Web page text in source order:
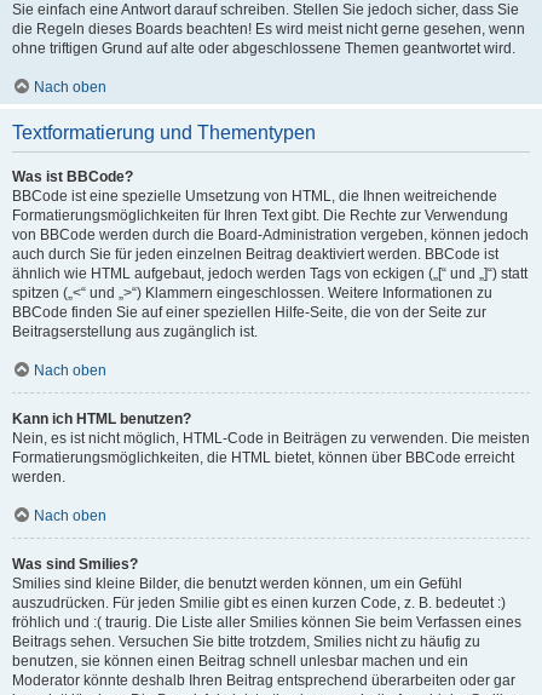
Sie einfach eine Antwort darauf schreiben. Stellen Sie jedoch sicher, dass Sie
die Regeln dieses Boards beachten! Es wird meist nicht gerne gesehen, wenn
ohne triftigen Grund auf alte oder abgeschlossene Themen geantwortet wird.
Nach oben
Textformatierung und Thementypen
Was ist BBCode?
BBCode ist eine spezielle Umsetzung von HTML, die Ihnen weitreichende
Formatierungsmöglichkeiten für Ihren Text gibt. Die Rechte zur Verwendung
von BBCode werden durch die Board-Administration vergeben, können jedoch
auch durch Sie für jeden einzelnen Beitrag deaktiviert werden. BBCode ist
ähnlich wie HTML aufgebaut, jedoch werden Tags von eckigen („[“ und „]“) statt
spitzen („<“ und „>“) Klammern eingeschlossen. Weitere Informationen zu
BBCode finden Sie auf einer speziellen Hilfe-Seite, die von der Seite zur
Beitragserstellung aus zugänglich ist.
Nach oben
Kann ich HTML benutzen?
Nein, es ist nicht möglich, HTML-Code in Beiträgen zu verwenden. Die meisten
Formatierungsmöglichkeiten, die HTML bietet, können über BBCode erreicht
werden.
Nach oben
Was sind Smilies?
Smilies sind kleine Bilder, die benutzt werden können, um ein Gefühl
auszudrücken. Für jeden Smilie gibt es einen kurzen Code, z. B. bedeutet :)
fröhlich und :( traurig. Die Liste aller Smilies können Sie beim Verfassen eines
Beitrags sehen. Versuchen Sie bitte trotzdem, Smilies nicht zu häufig zu
benutzen, sie können einen Beitrag schnell unlesbar machen und ein
Moderator könnte deshalb Ihren Beitrag entsprechend überarbeiten oder gar